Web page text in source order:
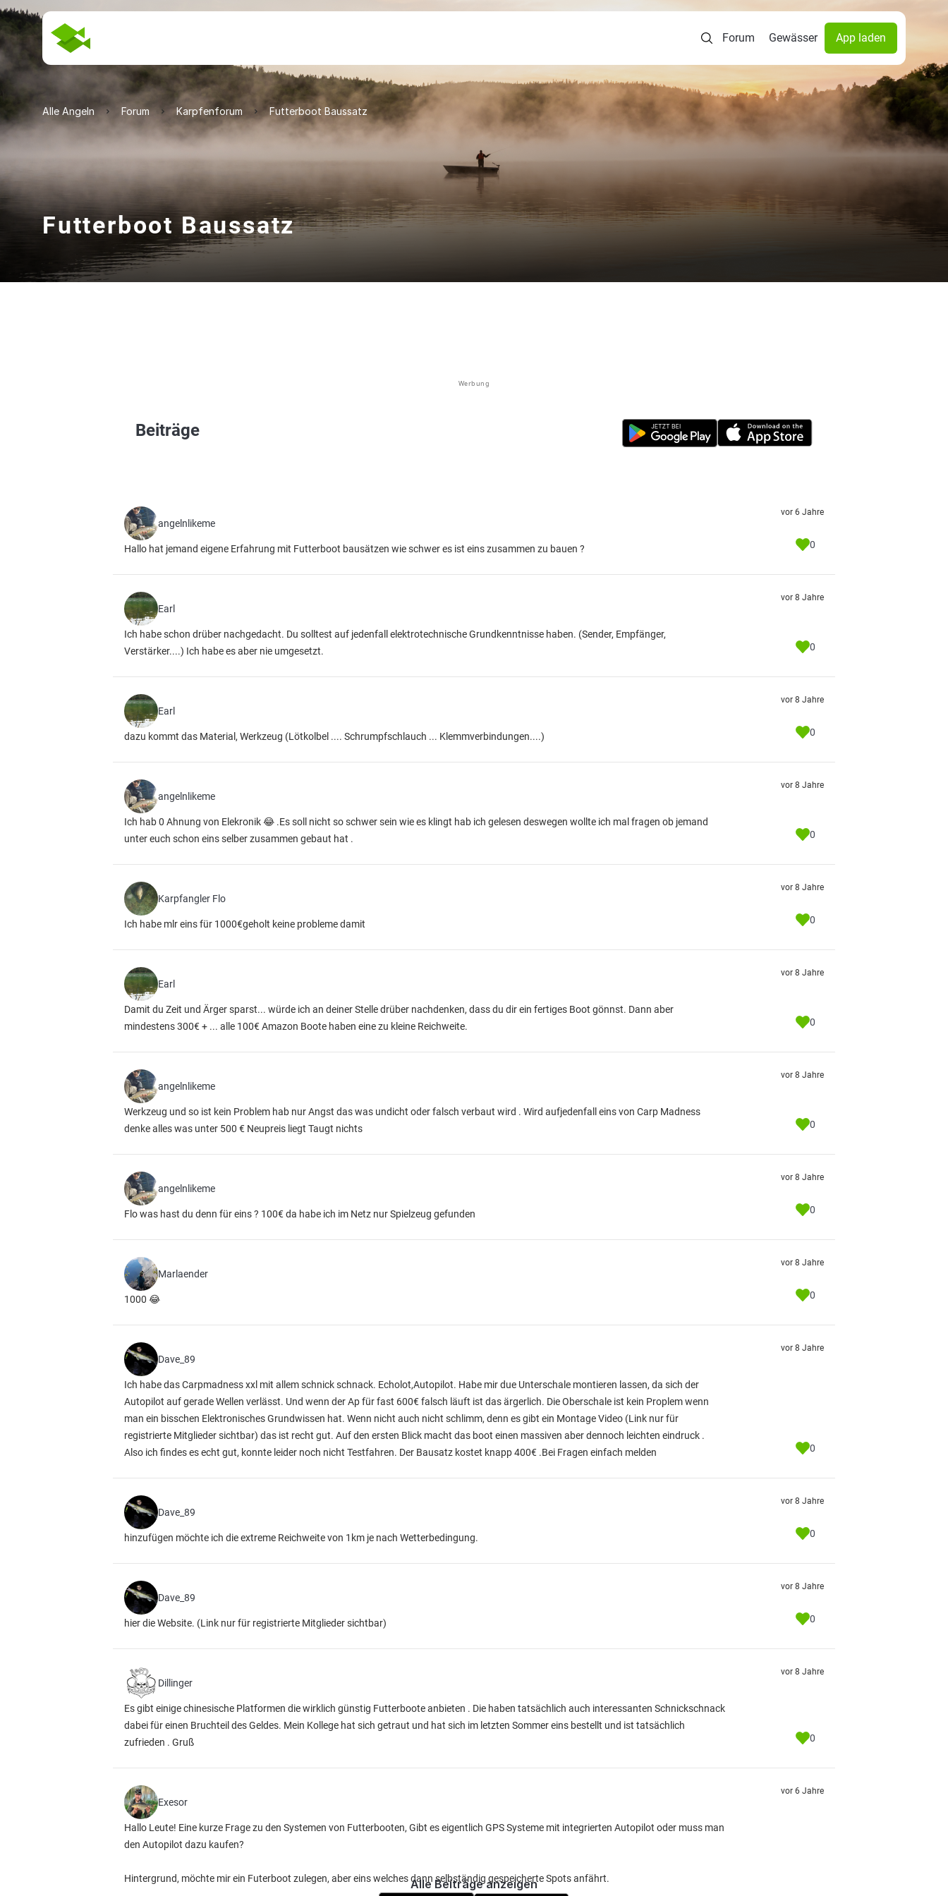
Forum Gewässer App laden
Alle Angeln Forum Karpfenforum Futterboot Baussatz
Futterboot Baussatz
Werbung
Beiträge
angelnlikeme
Hallo hat jemand eigene Erfahrung mit Futterboot bausätzen wie schwer es ist eins zusammen zu bauen ?
vor 6 Jahre
0
Earl
Ich habe schon drüber nachgedacht. Du solltest auf jedenfall elektrotechnische Grundkenntnisse haben. (Sender, Empfänger,
Verstärker....) Ich habe es aber nie umgesetzt.
vor 8 Jahre
0
Earl
dazu kommt das Material, Werkzeug (Lötkolbel .... Schrumpfschlauch ... Klemmverbindungen....)
vor 8 Jahre
0
angelnlikeme
Ich hab 0 Ahnung von Elekronik 😂 .Es soll nicht so schwer sein wie es klingt hab ich gelesen deswegen wollte ich mal fragen ob jemand
unter euch schon eins selber zusammen gebaut hat .
vor 8 Jahre
0
Karpfangler Flo
Ich habe mlr eins für 1000€geholt keine probleme damit
vor 8 Jahre
0
Earl
Damit du Zeit und Ärger sparst... würde ich an deiner Stelle drüber nachdenken, dass du dir ein fertiges Boot gönnst. Dann aber
mindestens 300€ + ... alle 100€ Amazon Boote haben eine zu kleine Reichweite.
vor 8 Jahre
0
angelnlikeme
Werkzeug und so ist kein Problem hab nur Angst das was undicht oder falsch verbaut wird . Wird aufjedenfall eins von Carp Madness
denke alles was unter 500 € Neupreis liegt Taugt nichts
vor 8 Jahre
0
angelnlikeme
Flo was hast du denn für eins ? 100€ da habe ich im Netz nur Spielzeug gefunden
vor 8 Jahre
0
Marlaender
1000 😂
vor 8 Jahre
0
Dave_89
Ich habe das Carpmadness xxl mit allem schnick schnack. Echolot,Autopilot. Habe mir due Unterschale montieren lassen, da sich der
Autopilot auf gerade Wellen verlässt. Und wenn der Ap für fast 600€ falsch läuft ist das ärgerlich. Die Oberschale ist kein Proplem wenn
man ein bisschen Elektronisches Grundwissen hat. Wenn nicht auch nicht schlimm, denn es gibt ein Montage Video (Link nur für
registrierte Mitglieder sichtbar) das ist recht gut. Auf den ersten Blick macht das boot einen massiven aber dennoch leichten eindruck .
Also ich findes es echt gut, konnte leider noch nicht Testfahren. Der Bausatz kostet knapp 400€ .Bei Fragen einfach melden
vor 8 Jahre
0
Dave_89
hinzufügen möchte ich die extreme Reichweite von 1km je nach Wetterbedingung.
vor 8 Jahre
0
Dave_89
hier die Website. (Link nur für registrierte Mitglieder sichtbar)
vor 8 Jahre
0
Dillinger
Es gibt einige chinesische Platformen die wirklich günstig Futterboote anbieten . Die haben tatsächlich auch interessanten Schnickschnack
dabei für einen Bruchteil des Geldes. Mein Kollege hat sich getraut und hat sich im letzten Sommer eins bestellt und ist tatsächlich
zufrieden . Gruß
vor 8 Jahre
0
Exesor
Hallo Leute! Eine kurze Frage zu den Systemen von Futterbooten, Gibt es eigentlich GPS Systeme mit integrierten Autopilot oder muss man
den Autopilot dazu kaufen?
Hintergrund, möchte mir ein Futerboot zulegen, aber eins welches dann selbständig gespeicherte Spots anfährt.
vor 6 Jahre
Alle Beiträge anzeigen